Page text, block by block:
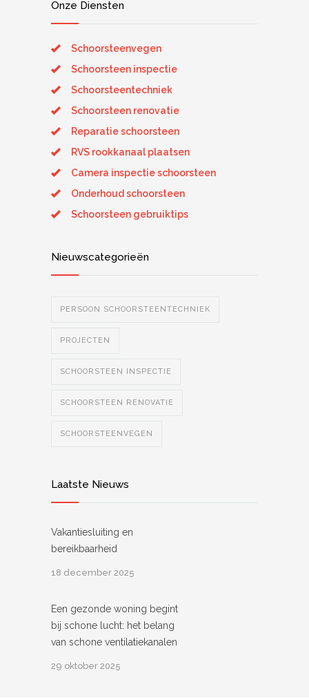
Onze Diensten
Schoorsteenvegen
Schoorsteen inspectie
Schoorsteentechniek
Schoorsteen renovatie
Reparatie schoorsteen
RVS rookkanaal plaatsen
Camera inspectie schoorsteen
Onderhoud schoorsteen
Schoorsteen gebruiktips
Nieuwscategorieën
PERSOON SCHOORSTEENTECHNIEK
PROJECTEN
SCHOORSTEEN INSPECTIE
SCHOORSTEEN RENOVATIE
SCHOORSTEENVEGEN
Laatste Nieuws
Vakantiesluiting en
bereikbaarheid
18 december 2025
Een gezonde woning begint
bij schone lucht: het belang
van schone ventilatiekanalen
29 oktober 2025